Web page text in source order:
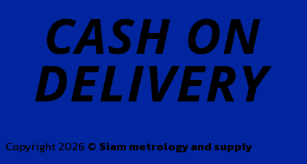
Copyright 2026 © Siam metrology and supply